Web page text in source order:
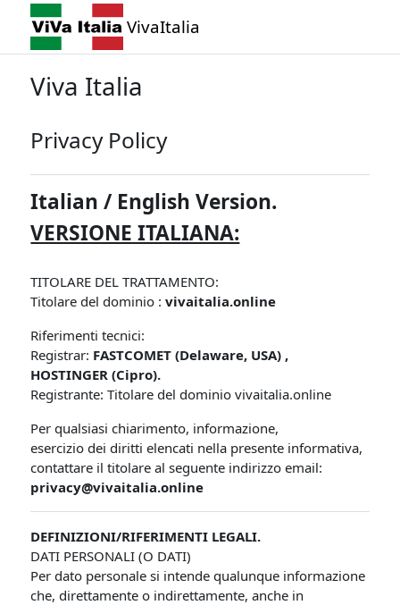
Vai al contenuto principale
VivaItalia
Viva Italia
Privacy Policy
Italian / English Version.
VERSIONE ITALIANA:
TITOLARE DEL TRATTAMENTO:
Titolare del dominio :vivaitalia.online
Riferimenti tecnici:
Registrar: FASTCOMET (Delaware, USA) ,
HOSTINGER (Cipro).
Registrante: Titolare del dominio vivaitalia.online
Per qualsiasi chiarimento, informazione,
esercizio dei diritti elencati nella presente informativa,
contattare il titolare al seguente indirizzo email:
privacy@vivaitalia.online
DEFINIZIONI/RIFERIMENTI LEGALI.
DATI PERSONALI (O DATI)
Per dato personale si intende qualunque informazione
che, direttamente o indirettamente, anche in